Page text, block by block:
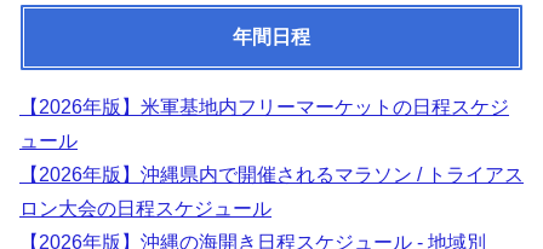
年間日程
【2026年版】米軍基地内フリーマーケットの日程スケジ
ュール
【2026年版】沖縄県内で開催されるマラソン / トライアス
ロン大会の日程スケジュール
【2026年版】沖縄の海開き日程スケジュール - 地域別